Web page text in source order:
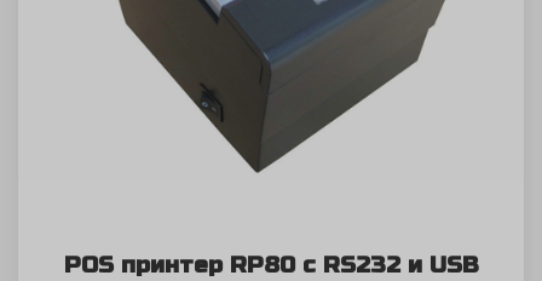
POS принтер RP80 с RS232 и USB